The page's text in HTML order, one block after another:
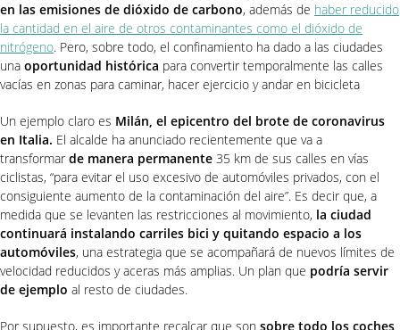
en las emisiones de dióxido de carbono, además de haber reducido
la cantidad en el aire de otros contaminantes como el dióxido de
nitrógeno. Pero, sobre todo, el confinamiento ha dado a las ciudades
una oportunidad histórica para convertir temporalmente las calles
vacías en zonas para caminar, hacer ejercicio y andar en bicicleta
Un ejemplo claro es Milán, el epicentro del brote de coronavirus
en Italia. El alcalde ha anunciado recientemente que va a
transformar de manera permanente 35 km de sus calles en vías
ciclistas, “para evitar el uso excesivo de automóviles privados, con el
consiguiente aumento de la contaminación del aire”. Es decir que, a
medida que se levanten las restricciones al movimiento, la ciudad
continuará instalando carriles bici y quitando espacio a los
automóviles, una estrategia que se acompañará de nuevos límites de
velocidad reducidos y aceras más amplias. Un plan que podría servir
de ejemplo al resto de ciudades.
Por supuesto, es importante recalcar que son sobre todo los coches